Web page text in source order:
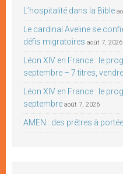
L’hospitalité dans la Bible
Le cardinal Aveline se
défis migratoires août 7, 2026
Léon XIV en France : le
septembre – 7 titres,
Léon XIV en France : le
septembre août 7, 2026
AMEN : des prêtres à